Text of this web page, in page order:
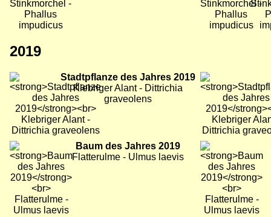
2019
Bild
Stadtpflanze des Jahres 2019
Klebriger Alant - Dittrichia
graveolens
Bild
Bild
Baum des Jahres 2019
Flatterulme - Ulmus laevis
Bild